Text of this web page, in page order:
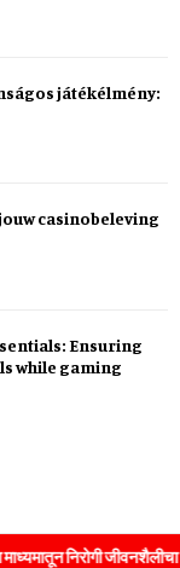
játékélmény:
casinobeleving
Ensuring
while gaming
जीवनशैलीचा संदेश